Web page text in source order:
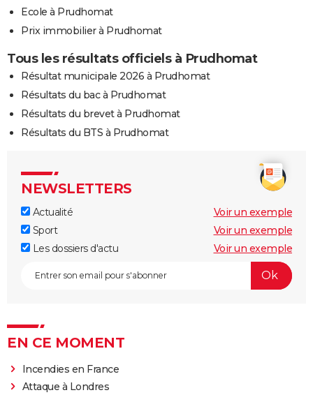
Ecole à Prudhomat
Prix immobilier à Prudhomat
Tous les résultats officiels à Prudhomat
Résultat municipale 2026 à Prudhomat
Résultats du bac à Prudhomat
Résultats du brevet à Prudhomat
Résultats du BTS à Prudhomat
NEWSLETTERS
Actualité
Voir un exemple
Sport
Voir un exemple
Les dossiers d'actu
Voir un exemple
EN CE MOMENT
Incendies en France
Attaque à Londres